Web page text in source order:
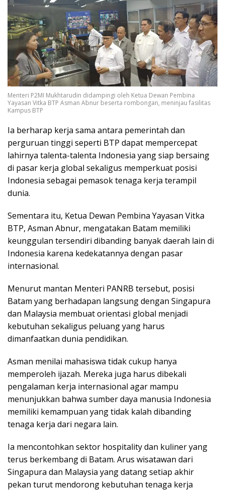
Menteri P2MI Mukhtarudin didampingi oleh Ketua Dewan Pembina
Yayasan Vitka BTP Asman Abnur beserta rombongan, meninjau fasilitas
Kampus BTP
Ia berharap kerja sama antara pemerintah dan
perguruan tinggi seperti BTP dapat mempercepat
lahirnya talenta-talenta Indonesia yang siap bersaing
di pasar kerja global sekaligus memperkuat posisi
Indonesia sebagai pemasok tenaga kerja terampil
dunia.
Sementara itu, Ketua Dewan Pembina Yayasan Vitka
BTP, Asman Abnur, mengatakan Batam memiliki
keunggulan tersendiri dibanding banyak daerah lain di
Indonesia karena kedekatannya dengan pasar
internasional.
Menurut mantan Menteri PANRB tersebut, posisi
Batam yang berhadapan langsung dengan Singapura
dan Malaysia membuat orientasi global menjadi
kebutuhan sekaligus peluang yang harus
dimanfaatkan dunia pendidikan.
Asman menilai mahasiswa tidak cukup hanya
memperoleh ijazah. Mereka juga harus dibekali
pengalaman kerja internasional agar mampu
menunjukkan bahwa sumber daya manusia Indonesia
memiliki kemampuan yang tidak kalah dibanding
tenaga kerja dari negara lain.
Ia mencontohkan sektor hospitality dan kuliner yang
terus berkembang di Batam. Arus wisatawan dari
Singapura dan Malaysia yang datang setiap akhir
pekan turut mendorong kebutuhan tenaga kerja